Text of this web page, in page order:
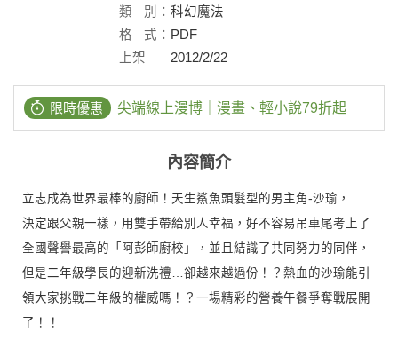
社：
類
別： 科幻魔法
格
式： PDF
上架
2012/2/22
限時優惠 尖端線上漫博｜漫畫、輕小說79折起
內容簡介
立志成為世界最棒的廚師！天生鯊魚頭髮型的男主角-沙瑜，
決定跟父親一樣，用雙手帶給別人幸福，好不容易吊車尾考上了
全國聲譽最高的「阿彭師廚校」，並且結識了共同努力的同伴，
但是二年級學長的迎新洗禮…卻越來越過份！？熱血的沙瑜能引
領大家挑戰二年級的權威嗎！？一場精彩的營養午餐爭奪戰展開
了！！